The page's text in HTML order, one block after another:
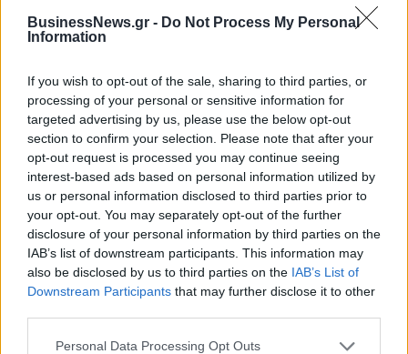
BusinessNews.gr - Do Not Process My Personal
Information
If you wish to opt-out of the sale, sharing to third parties, or
processing of your personal or sensitive information for
targeted advertising by us, please use the below opt-out
section to confirm your selection. Please note that after your
opt-out request is processed you may continue seeing
interest-based ads based on personal information utilized by
us or personal information disclosed to third parties prior to
your opt-out. You may separately opt-out of the further
disclosure of your personal information by third parties on the
IAB’s list of downstream participants. This information may
also be disclosed by us to third parties on the IAB’s List of
Downstream Participants that may further disclose it to other
Personal Data Processing Opt Outs
Με Λιθουανία στον προημιτελικό του Ευρωπαϊκού Β' κατ. η Εθνική
Νεανίδων